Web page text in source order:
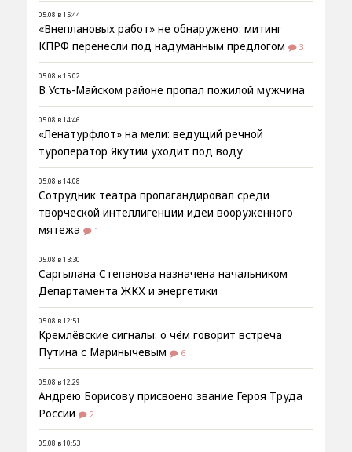
05.08 в 15:44
«Внеплановых работ» не обнаружено: митинг
КПРФ перенесли под надуманным предлогом
3
05.08 в 15:02
В Усть-Майском районе пропал пожилой мужчина
05.08 в 14:46
«Ленатурфлот» на мели: ведущий речной
туроператор Якутии уходит под воду
05.08 в 14:08
Сотрудник театра пропагандировал среди
творческой интеллигенции идеи вооруженного
мятежа
1
05.08 в 13:30
Саргылана Степанова назначена начальником
Департамента ЖКХ и энергетики
05.08 в 12:51
Кремлёвские сигналы: о чём говорит встреча
Путина с Маринычевым
6
05.08 в 12:29
Андрею Борисову присвоено звание Героя Труда
России
2
05.08 в 10:53